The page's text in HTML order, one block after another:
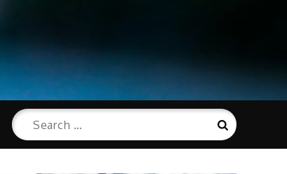
Search
for:
Search